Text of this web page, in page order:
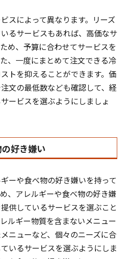
スによって異なります。リーズ
るサービスもあれば、高価なサ
め、予算に合わせてサービスを
、一度にまとめて注文できる冷
トを抑えることができます。価
文の最低数なども確認して、経
ービスを選ぶようにしましょ
好き嫌い
ーや食べ物の好き嫌いを持って
、アレルギーや食べ物の好き嫌
供しているサービスを選ぶこと
ルギー物質を含まないメニュー
ニューなど、個々のニーズに合
いるサービスを選ぶようにしま